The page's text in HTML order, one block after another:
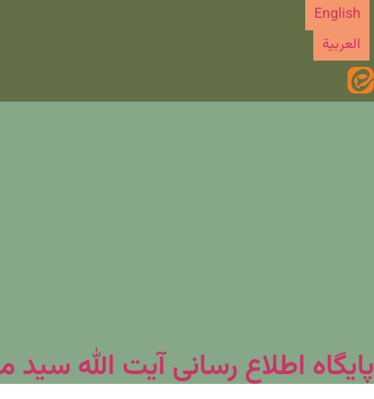
پرش
محتوا
English
العربیة
پایگاه اطلاع رسانی آیت الله